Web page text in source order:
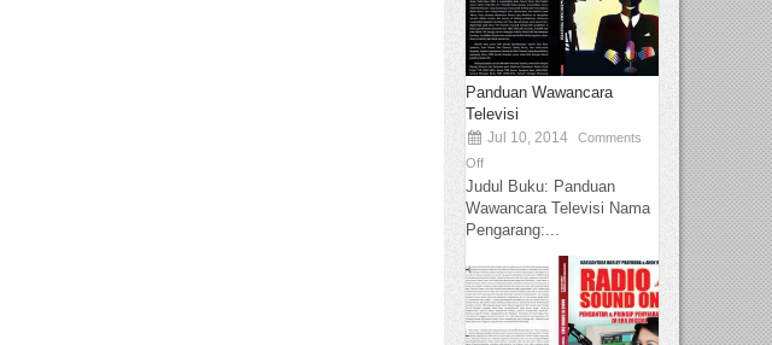
Panduan Wawancara
Televisi
Jul 10, 2014
Comments
Off
Judul Buku: Panduan
Wawancara Televisi Nama
Pengarang:...